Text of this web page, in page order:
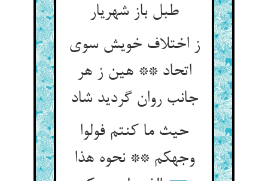
طبل باز شهریار
ز اختلاف خویش سوی
اتحاد ** هین ز هر
جانب روان گردید شاد
حیث ما کنتم فولوا
وجهکم ** نحوه هذا